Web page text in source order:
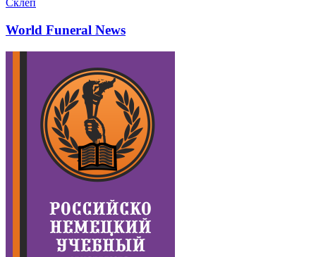
Склеп
World Funeral News